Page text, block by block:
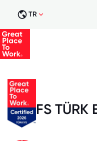
TR
FS TÜRK